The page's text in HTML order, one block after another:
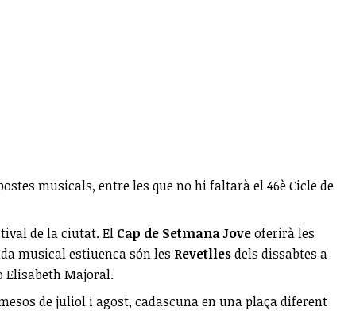
musicals, entre les que no hi faltarà el 46è Cicle de
de la ciutat. El Cap de Setmana Joveoferirà les
musical estiuenca són les Revetllesdels dissabtes a
Elisabeth Majoral.
de juliol i agost, cadascuna en una plaça diferent